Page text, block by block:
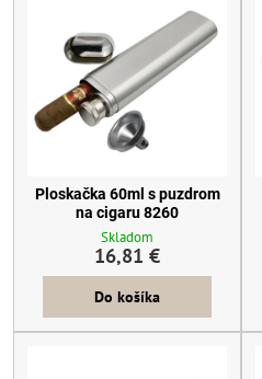
Ploskačka 60ml s puzdrom
na cigaru 8260
Skladom
16,81 €
Do košíka